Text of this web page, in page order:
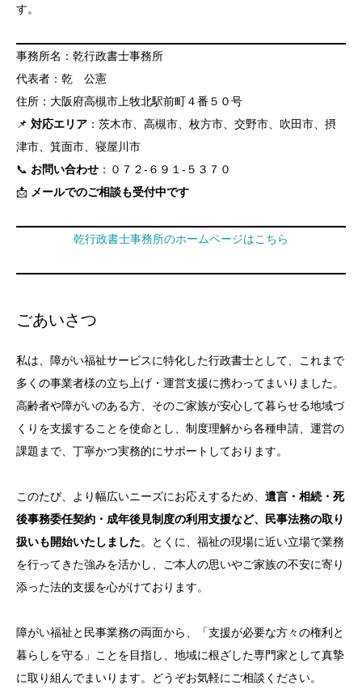
す。
事務所名：乾行政書士事務所
代表者：乾 公憲
住所：大阪府高槻市上牧北駅前町４番５０号
📌 対応エリア ：茨木市、高槻市、枚方市、交野市、吹田市、摂
津市、箕面市、寝屋川市
📞 お問い合わせ ：０７２-６９１-５３７０
📩 メールでのご相談も受付中です
乾行政書士事務所のホームページはこちら
ごあいさつ
私は、障がい福祉サービスに特化した行政書士として、これまで
多くの事業者様の立ち上げ・運営支援に携わってまいりました。
高齢者や障がいのある方、そのご家族が安心して暮らせる地域づ
くりを支援することを使命とし、制度理解から各種申請、運営の
課題まで、丁寧かつ実務的にサポートしております。
このたび、より幅広いニーズにお応えするため、 遺言・相続・死
後事務委任契約・成年後見制度の利用支援など、民事法務の取り
扱いも開始いたしました。とくに、福祉の現場に近い立場で業務
を行ってきた強みを活かし、ご本人の思いやご家族の不安に寄り
添った法的支援を心がけております。
障がい福祉と民事業務の両面から、「支援が必要な方々の権利と
暮らしを守る」ことを目指し、地域に根ざした専門家として真摯
に取り組んでまいります。どうぞお気軽にご相談ください。